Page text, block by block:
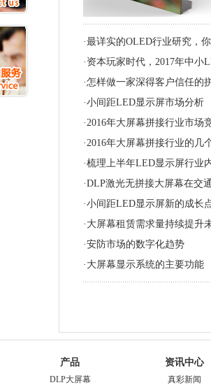
·最详实的OLED行业研究，
·资本玩家时代，2017年中小
·怎样做一家深得客户信任的
·小间距LED显示屏市场分析
·2016年大屏幕拼接行业市场
·2016年大屏幕拼接行业的几
·梳理上半年LED显示屏行业
·DLP激光无拼接大屏幕在交
·小间距LED显示屏新的成长
·大屏幕租赁需求量持续提升
·安防市场的数字化趋势
·大屏幕显示系统的主要功能
产品
DLP大屏幕
资讯中心
真彩新闻